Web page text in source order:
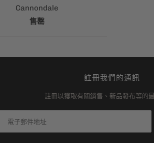
Cannondale
售罄
註冊我們的通訊
註冊以獲取有關銷售、新品發布等的